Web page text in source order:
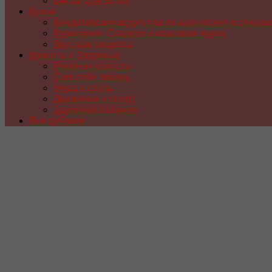
Кухня
Кондитерское искусство из марципана и
Кулинария. Сладкая и красивая кухня
Вкусные рецепты
Красота и Здоровье
Рецепты красоты
Сам себе лекарь
Мода и стиль
Движение и спорт
Здоровое питание
Все рубрики